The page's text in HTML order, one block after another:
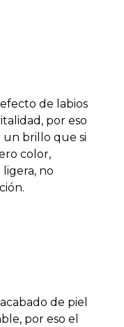
de labios
por eso
un brillo que si
color,
no
de piel
por eso el